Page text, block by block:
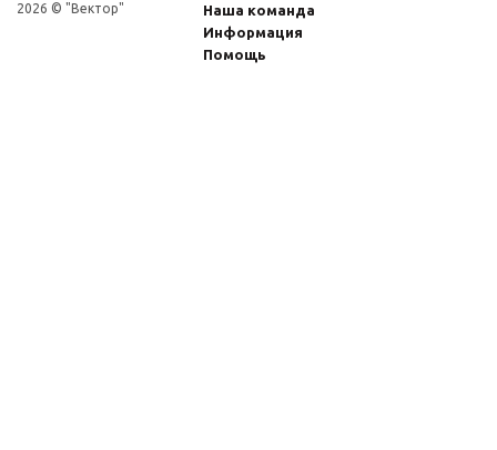
2026 © "Вектор"
Наша команда
Информация
Помощь